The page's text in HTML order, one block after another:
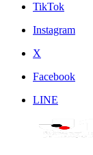
TikTok
Instagram
X
Facebook
LINE